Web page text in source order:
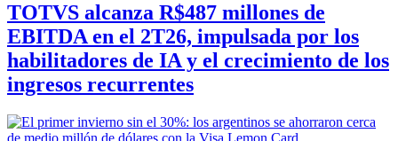
TOTVS alcanza R$487 millones de
EBITDA en el 2T26, impulsada por los
habilitadores de IA y el crecimiento de los
ingresos recurrentes